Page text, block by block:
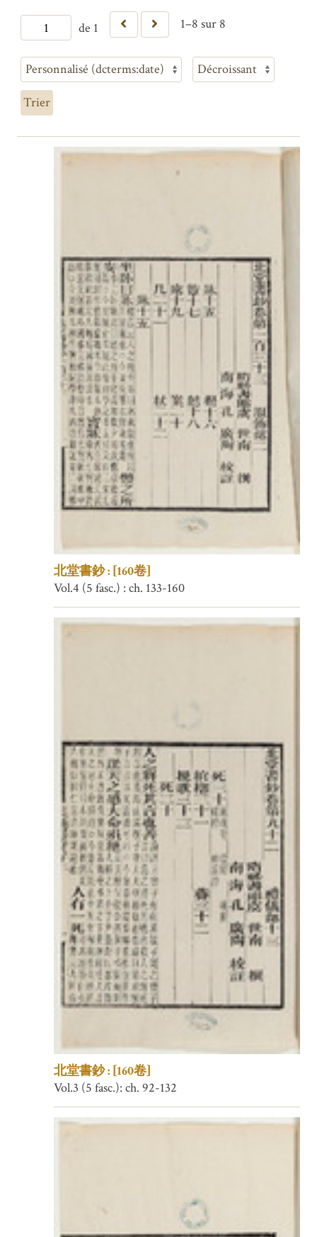
de 1 1–8 sur 8
Trier
北堂書鈔 : [160卷]
Vol.4 (5 fasc.) : ch. 133-160
北堂書鈔 : [160卷]
Vol.3 (5 fasc.): ch. 92-132